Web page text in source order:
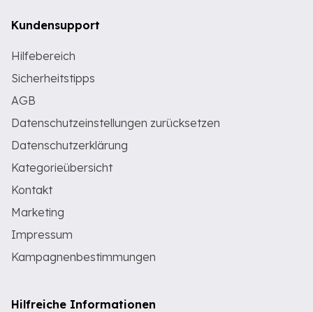
Kundensupport
Hilfebereich
Sicherheitstipps
AGB
Datenschutzeinstellungen zurücksetzen
Datenschutzerklärung
Kategorieübersicht
Kontakt
Marketing
Impressum
Kampagnenbestimmungen
Hilfreiche Informationen